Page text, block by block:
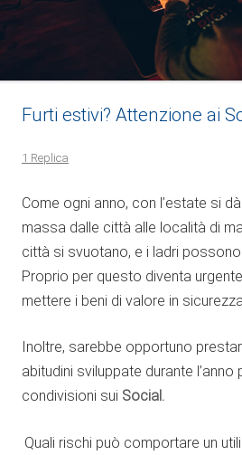
Furti estivi? Attenzione ai
1 Replica
Come ogni anno, con l’estate si
massa dalle città alle località di
città si svuotano, e i ladri
Proprio per questo diventa
mettere i beni di valore in
Inoltre, sarebbe opportuno
abitudini sviluppate durante l’anno
condivisioni sui Social.
Quali rischi può comportare un